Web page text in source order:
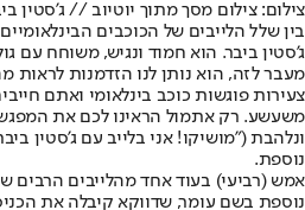
צילום: צילום מסך מתוך יוטיוב // ג'סטין
בין שלל הלייבים של הכוכבים
ג'סטין ביבר. הוא חמוד ונגיש, משוחח עם
מעבר לזה, הוא נותן לנו הזדמנות לראות
צעירות פוגשות כוכב בינלאומי ואתם
משעשע. רק אתמול הראינו לכם את
ונלהבת ("מושיקו! אני בלייב עם ג'סטין
נוספת.
אמש (רביעי) בעוד אחד מהלייבים הרבים
נוספת בשם עומר, שדווקא קיבלה את